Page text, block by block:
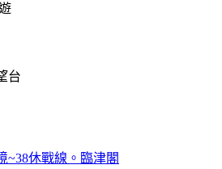
台
~38休戰線。臨津閣